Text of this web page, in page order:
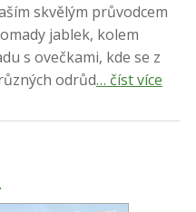
skvělým průvodcem
jablek, kolem
s ovečkami, kde se z
odrůd… číst více